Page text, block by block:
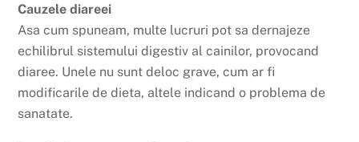
Cauzele diareei
Asa cum spuneam, multe lucruri pot sa dernajeze
echilibrul sistemului digestiv al cainilor, provocand
diaree. Unele nu sunt deloc grave, cum ar fi
modificarile de dieta, altele indicand o problema de
sanatate.